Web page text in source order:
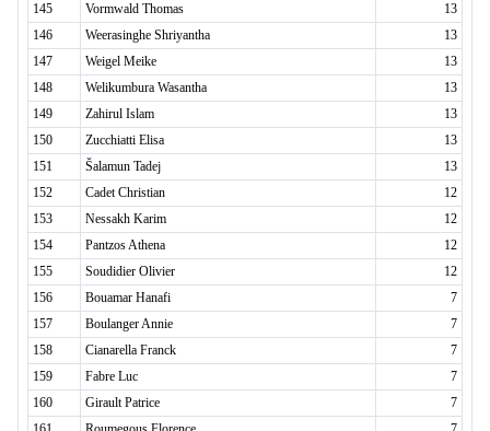
145
Vormwald Thomas
13
146
Weerasinghe Shriyantha
13
147
Weigel Meike
13
148
Welikumbura Wasantha
13
149
Zahirul Islam
13
150
Zucchiatti Elisa
13
151
Šalamun Tadej
13
152
Cadet Christian
12
153
Nessakh Karim
12
154
Pantzos Athena
12
155
Soudidier Olivier
12
156
Bouamar Hanafi
7
157
Boulanger Annie
7
158
Cianarella Franck
7
159
Fabre Luc
7
160
Girault Patrice
7